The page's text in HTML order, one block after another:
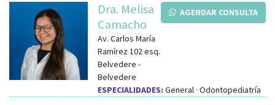
AGENDAR CONSULTA
Dra. Melisa
Camacho
Av. Carlos María
Ramírez 102esq.
Belvedere -
Belvedere
ESPECIALIDADES: General · Odontopediatría